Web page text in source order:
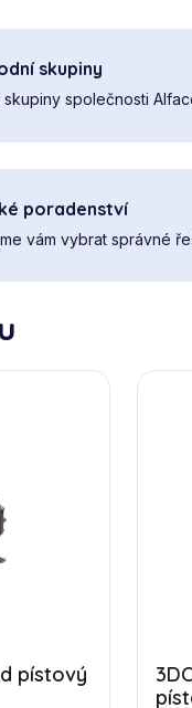
skupiny
společnosti
poradenství
vám vybrat správné
pístový